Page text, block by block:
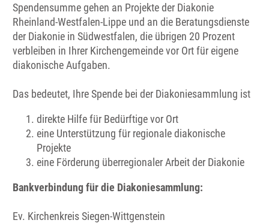
Spendensumme gehen an Projekte der Diakonie
Rheinland-Westfalen-Lippe und an die Beratungsdienste
der Diakonie in Südwestfalen, die übrigen 20 Prozent
verbleiben in Ihrer Kirchengemeinde vor Ort für eigene
diakonische Aufgaben.
Das bedeutet, Ihre Spende bei der Diakoniesammlung ist
direkte Hilfe für Bedürftige vor Ort
eine Unterstützung für regionale diakonische
Projekte
eine Förderung überregionaler Arbeit der Diakonie
Bankverbindung für die Diakoniesammlung:
Ev. Kirchenkreis Siegen-Wittgenstein